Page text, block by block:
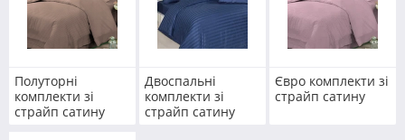
Полуторні
комплекти зі
страйп сатину
Двоспальні
комплекти зі
страйп сатину
Євро комплекти зі
страйп сатину